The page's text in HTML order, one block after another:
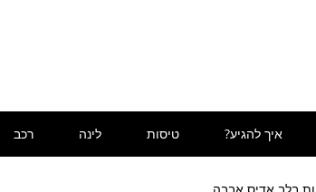
איך להגיע? טיסות לינה רכב